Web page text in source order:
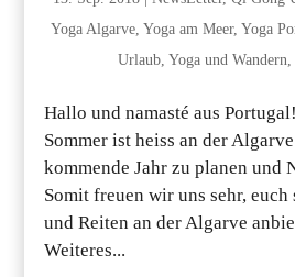
Yoga Algarve,Yoga am Meer,Yoga
Urlaub,Yoga und Wandern,
Hallo und namasté aus
Sommer ist heiss an der
kommende Jahr zu planen und
Somit freuen wir uns sehr, euch
und Reiten an der Algarve
Weiteres...